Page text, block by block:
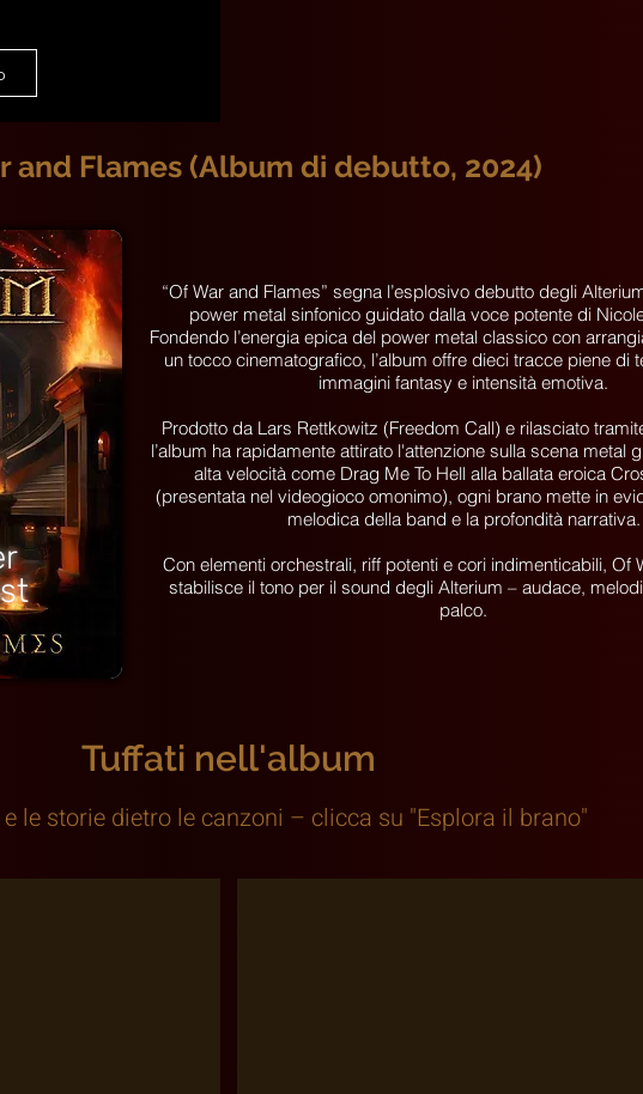
and Flames (Album di debutto, 2024)
“Of War and Flames” segna l’esplosivo debutto degli
power metal sinfonico guidato dalla voce potente di
Fondendo l’energia epica del power metal classico con
un tocco cinematografico, l’album offre dieci tracce piene di
immagini fantasy e intensità emotiva.
Prodotto da Lars Rettkowitz (Freedom Call) e rilasciato
l’album ha rapidamente attirato l'attenzione sulla scena metal
alta velocità come Drag Me To Hell alla ballata eroica
(presentata nel videogioco omonimo), ogni brano mette in
melodica della band e la profondità narrativa.
Con elementi orchestrali, riff potenti e cori indimenticabili, Of
stabilisce il tono per il sound degli Alterium – audace,
palco.
Tuffati nell'album
le storie dietro le canzoni – clicca su "Esplora il brano"